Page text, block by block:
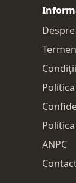
ANPC